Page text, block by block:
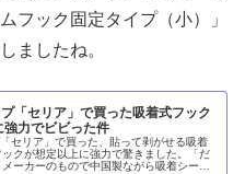
フック固定タイプ（小）」
ましたね。
「セリア」で買った吸着式フック
強力でビビった件
セリア」で買った、貼って剥がせる吸着
クが想定以上に強力で驚きました。「だ
ーカーのもので中国製ながら吸着シート